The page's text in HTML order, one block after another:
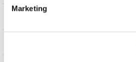
Marketing